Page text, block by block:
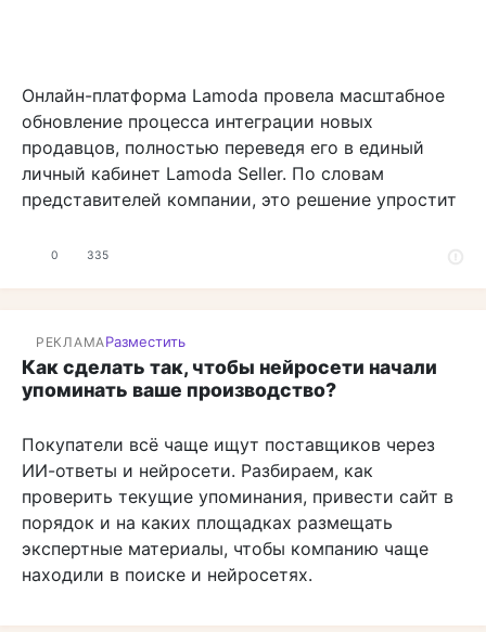
Онлайн-платформа Lamoda провела масштабное
обновление процесса интеграции новых
продавцов, полностью переведя его в единый
личный кабинет Lamoda Seller. По словам
представителей компании, это решение упростит
0 335
РЕКЛАМАРазместить
Как сделать так, чтобы нейросети начали
упоминать ваше производство?
Покупатели всё чаще ищут поставщиков через
ИИ-ответы и нейросети. Разбираем, как
проверить текущие упоминания, привести сайт в
порядок и на каких площадках размещать
экспертные материалы, чтобы компанию чаще
находили в поиске и нейросетях.